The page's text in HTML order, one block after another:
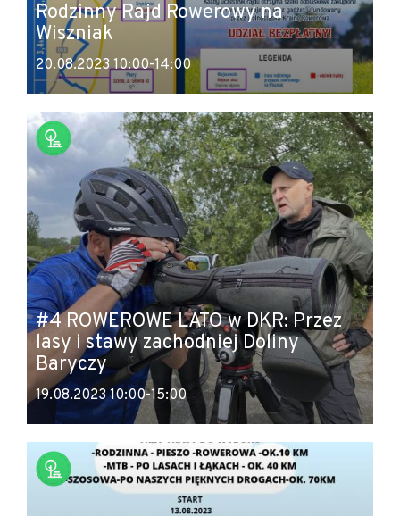
Rodzinny Rajd Rowerowy na
Wiszniak
20.08.2023 10:00-14:00
#4 ROWEROWE LATO w DKR: Przez
lasy i stawy zachodniej Doliny
Baryczy
19.08.2023 10:00-15:00